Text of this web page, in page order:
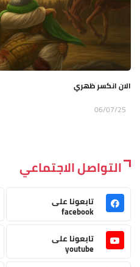
الان انكسر ظهري
06/07/25
التواصل الاجتماعي
تابعونا على
facebook
تابعونا على
youtube